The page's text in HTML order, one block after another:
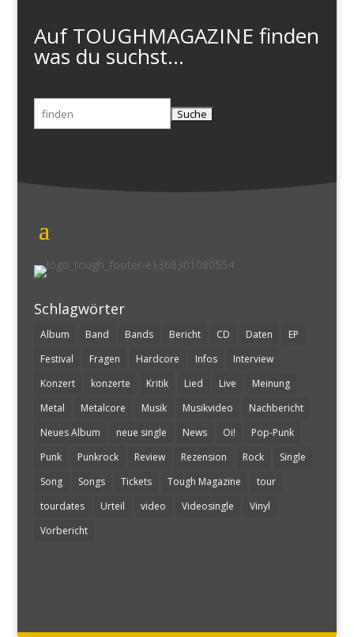
Auf TOUGHMAGAZINE finden
was du suchst...
Suchen
nach:
Schlagwörter
Album Band Bands Bericht CD Daten
EP
Festival
Fragen Hardcore Infos
Interview
Konzert
konzerte Kritik Lied Live
Meinung
Metal
Metalcore Musik Musikvideo
Nachbericht
Neues Album
neue single News Oi!
Pop-Punk
Punk
Punkrock Review Rezension Rock
Single
Song
Songs Tickets Tough Magazine
tour
tourdates
Urteil video Videosingle
Vinyl
Vorbericht